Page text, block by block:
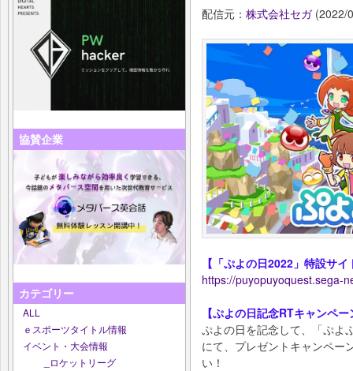
協賛企業
カテゴリー
ALL
ｅスポーツタイトル情報
イベント・大会情報
_ロケットリーグ
配信元： 株式会社セガ(2022/
【「ぷよの日2022」特設サイ
https://puyopuyoquest.sega-
【ぷよの日記念RTキャンペ
ぷよの日を記念して、「ぷよ
にて、プレゼントキャンペー
い！